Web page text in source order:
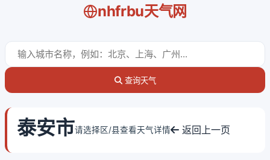
nhfrbu天气网
查询天气
泰安市请选择区/县查看天气详情 返回上一页